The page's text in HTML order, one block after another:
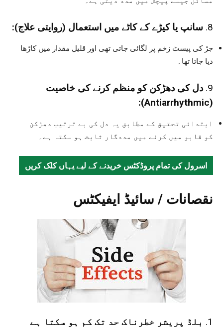
8. سانپ یا کیڑے کے کاٹے میں استعمال (روایتی علاج):
جڑ کی پیسٹ زخم پر لگائی جاتی تھی اور قلیل مقدار میں کاڑھا
دیا جاتا تھا۔
9. دل کی دھڑکن کو منظم کرنے کی خاصیت
(Antiarrhythmic):
ابتدائی تحقیق کے مطابق یہ دل کی بے ترتیب دھڑکن
کو قابو میں کرنے میں مددگار ثابت ہو سکتا ہے۔
اسرول کی تمام پروڈکٹس خریدنے کے لیے یہاں کلک کریں
نقصانات / سائیڈ ایفیکٹس
1. بلڈ پریشر خطرناک حد تک کم ہو سکتا ہے